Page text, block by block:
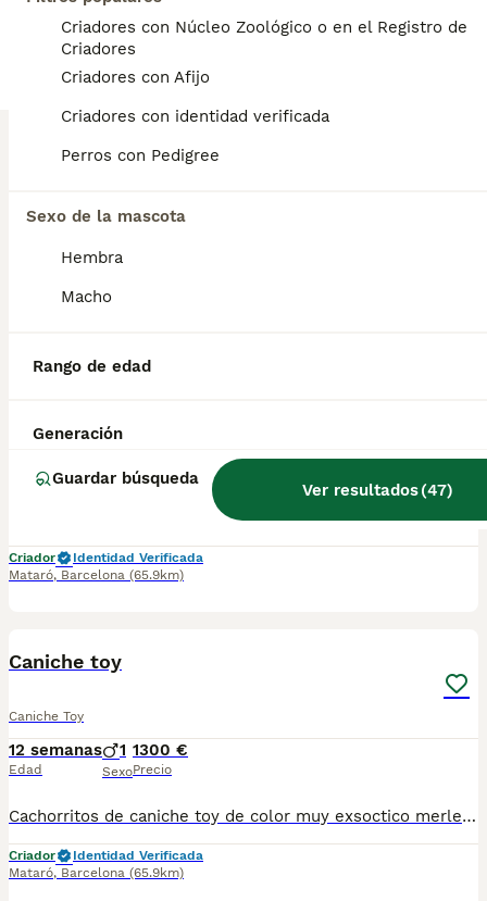
Criadores con Núcleo Zoológico o en el Registro de
Criadores
Criadores con Afijo
Criadores con identidad verificada
Perros con Pedigree
Sexo de la mascota
Hembra
Macho
Rango de edad
Generación
Guardar búsqueda
Ver resultados(47)
BOOST
Caniches toy
Caniche Toy
11 semanas 21400 €
Identidad Verificada
Caniche toy
Edad SexoPrecio
Caniche toy linea asiática muy pequita con tres meses pesando 800 gramos peso de adulto de kilo y. Medio a dos kilos una monería se entrega vacunada desparasitado con microchip garantías víricas y congeneinica
Criador
Identidad Verificada
Mataró, Barcelona (65.9km)
Caniche toy
Caniche Toy
12 semanas
Edad
1
Sexo
1300 €
Precio
Cachorritos de caniche toy de color muy exsoctico merle se entrega vacunado desparasitado con microchip y contrato de compra venta y enfermedades viricas
Criador
Identidad Verificada
Mataró, Barcelona (65.9km)